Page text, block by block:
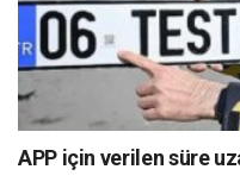
APP için verilen süre